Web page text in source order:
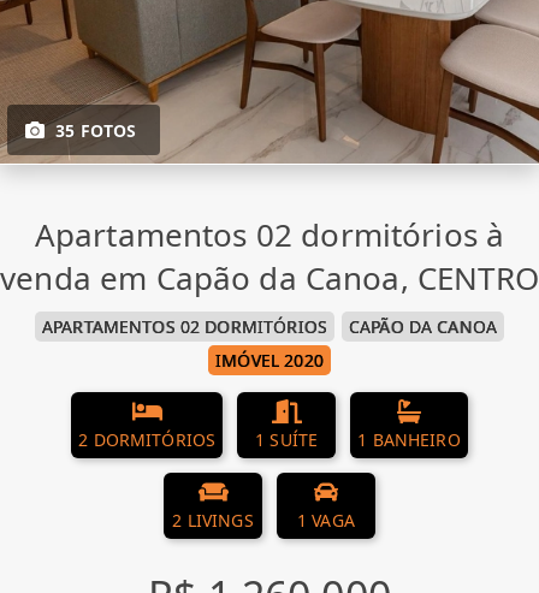
35 FOTOS
Apartamentos 02 dormitórios à
venda em Capão da Canoa, CENTRO
APARTAMENTOS 02 DORMITÓRIOS
CAPÃO DA CANOA
IMÓVEL 2020
2 DORMITÓRIOS 1 SUÍTE 1 BANHEIRO
2 LIVINGS 1 VAGA